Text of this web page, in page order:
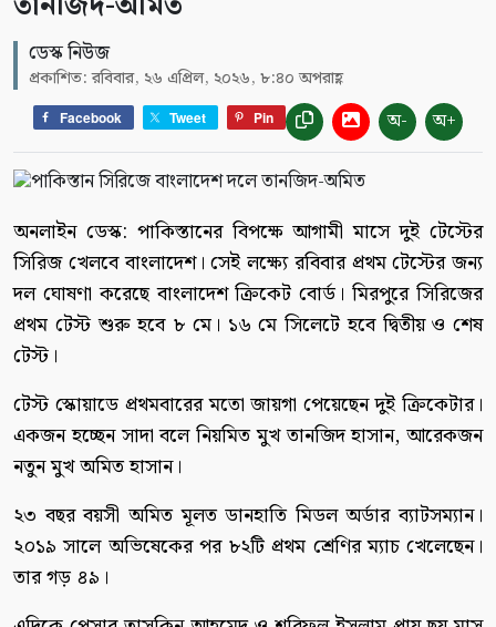
ডেস্ক নিউজ
প্রকাশিত: রবিবার, ২৬ এপ্রিল, ২০২৬, ৮:৪০ অপরাহ্ণ
Facebook Tweet Pin অ- অ+
অনলাইন ডেস্ক: পাকিস্তানের বিপক্ষে আগামী মাসে দুই টেস্টের
সিরিজ খেলবে বাংলাদেশ। সেই লক্ষ্যে রবিবার প্রথম টেস্টের জন্য
দল ঘোষণা করেছে বাংলাদেশ ক্রিকেট বোর্ড। মিরপুরে সিরিজের
প্রথম টেস্ট শুরু হবে ৮ মে। ১৬ মে সিলেটে হবে দ্বিতীয় ও শেষ
টেস্ট।
টেস্ট স্কোয়াডে প্রথমবারের মতো জায়গা পেয়েছেন দুই ক্রিকেটার।
একজন হচ্ছেন সাদা বলে নিয়মিত মুখ তানজিদ হাসান, আরেকজন
নতুন মুখ অমিত হাসান।
২৩ বছর বয়সী অমিত মূলত ডানহাতি মিডল অর্ডার ব্যাটসম্যান।
২০১৯ সালে অভিষেকের পর ৮২টি প্রথম শ্রেণির ম্যাচ খেলেছেন।
তার গড় ৪৯।